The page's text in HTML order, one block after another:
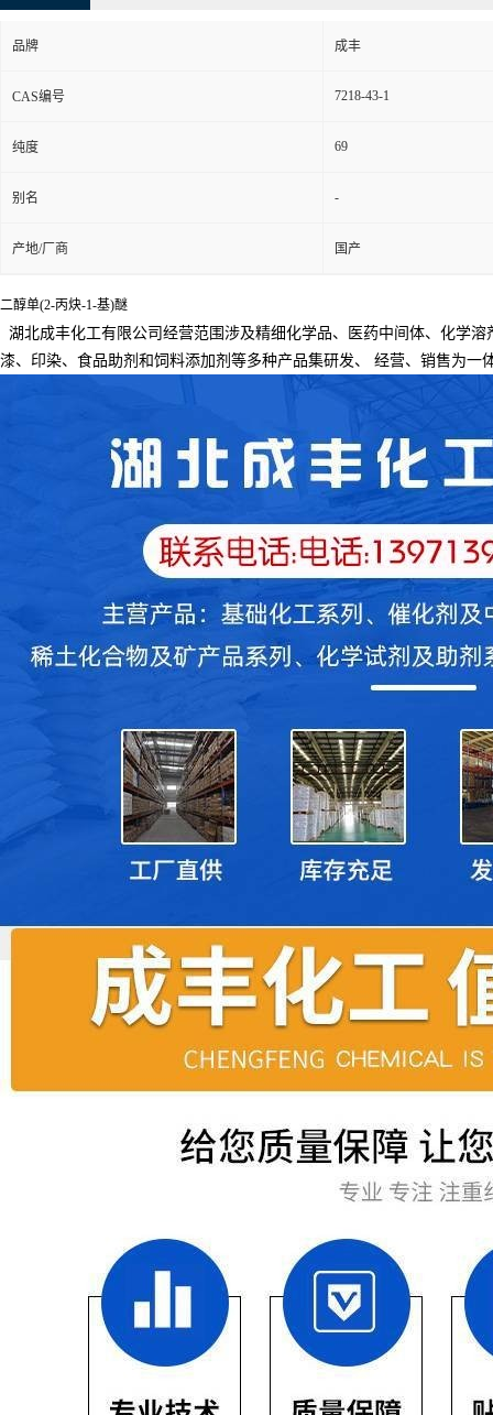
品牌 成丰
CAS编号 7218-43-1
纯度 69
别名 -
产地/厂商 国产
二醇单(2-丙炔-1-基)醚
湖北成丰化工有限公司经营范围涉及精细化学品、医药中间体、化学
漆、印染、食品助剂和饲料添加剂等多种产品集研发、
经营、销售为一